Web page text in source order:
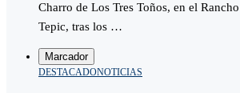
Charro de Los Tres Toños, en el
Tepic, tras los …
Marcador
DESTACADONOTICIAS